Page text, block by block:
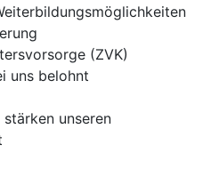
(ZVK)
uns belohnt
stärken unseren